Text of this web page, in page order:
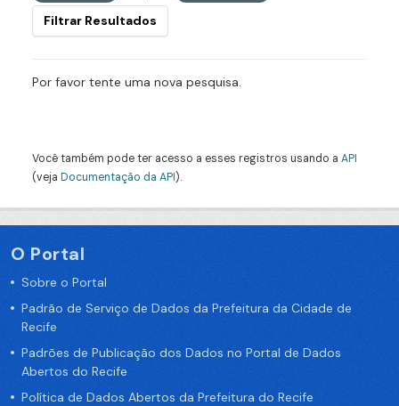
Filtrar Resultados
Por favor tente uma nova pesquisa.
Você também pode ter acesso a esses registros usando a API
(veja Documentação da API).
O Portal
Sobre o Portal
Padrão de Serviço de Dados da Prefeitura da Cidade de
Recife
Padrões de Publicação dos Dados no Portal de Dados
Abertos do Recife
Política de Dados Abertos da Prefeitura do Recife